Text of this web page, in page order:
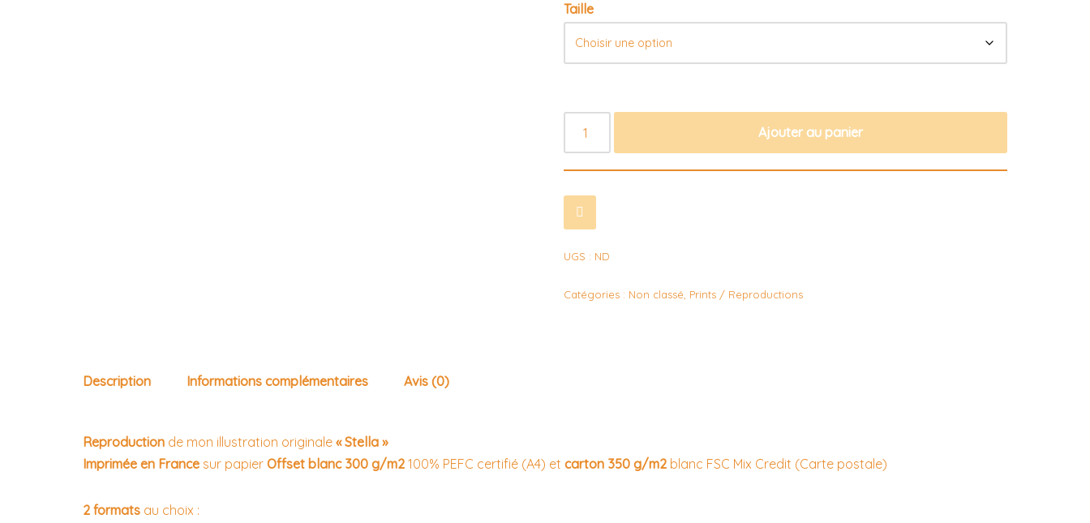
Taille
Ajouter au panier
UGS : ND
Catégories : Non classé Prints / Reproductions
Description Informations complémentaires Avis (0)
Reproduction de mon illustration originale « Stella »
Imprimée en France sur papier Offset blanc 300 g/m2 100% PEFC certifié (A4) et carton 350 g/m2 blanc FSC Mix Credit (Carte postale)
2 formats au choix :